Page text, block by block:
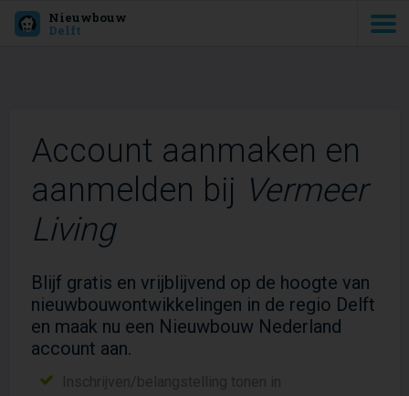
Nieuwbouw
Delft
Account aanmaken en
aanmelden bij Vermeer
Living
Blijf gratis en vrijblijvend op de hoogte van
nieuwbouwontwikkelingen in de regio Delft
en maak nu een Nieuwbouw Nederland
account aan.
Inschrijven/belangstelling tonen in